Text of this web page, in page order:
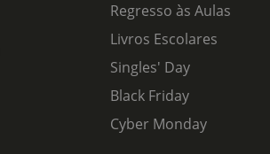
Regresso às Aulas
Livros Escolares
Singles' Day
Black Friday
Cyber Monday